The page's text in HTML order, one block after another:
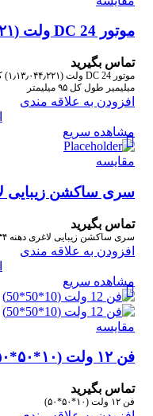
موتور DC 24 ولت (۱٫۱۳٫۰۴۴٫۲۲۱) کلاس B
تماس بگیرید
میلیمیر طول کل ۹۵ میلیمتر
افزودن به علاقه مندی
مشاهده سریع
مقایسه
سری ساکشن زیبایی
تماس بگیرید
سری ساکشن زیبایی لاغری دهنه ۳۴
افزودن به علاقه مندی
مشاهده سریع
مقایسه
فن ۱۲ ولت (۱۰*۵۰*۵۰)
تماس بگیرید
فن ۱۲ ولت (۱۰*۵۰*۵۰)